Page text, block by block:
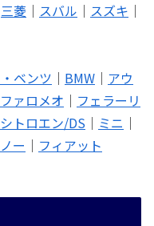
三菱 ｜ スバル ｜ スズキ ｜
ベンツ ｜ BMW ｜ アウ
ァロメオ ｜ フェラーリ
シトロエン/DS ｜ ミニ ｜
ー ｜ フィアット